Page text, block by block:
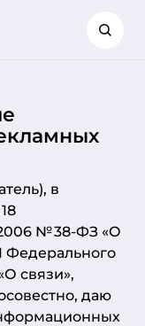
в
№ 38-ФЗ «О
Федерального
связи»,
даю